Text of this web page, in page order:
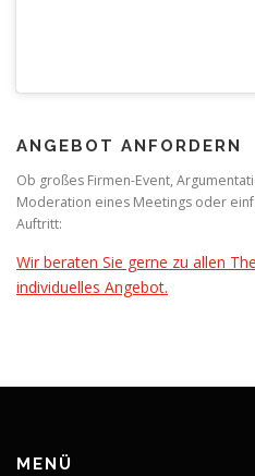
ANGEBOT ANFORDERN
Ob großes Firmen-Event,
Moderation eines Meetings oder
Auftritt:
Wir beraten Sie gerne zu allen
individuelles Angebot.
MENÜ